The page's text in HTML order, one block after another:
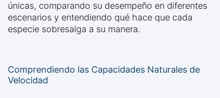
únicas, comparando su desempeño en diferentes
escenarios y entendiendo qué hace que cada
especie sobresalga a su manera.
Comprendiendo las Capacidades Naturales de
Velocidad